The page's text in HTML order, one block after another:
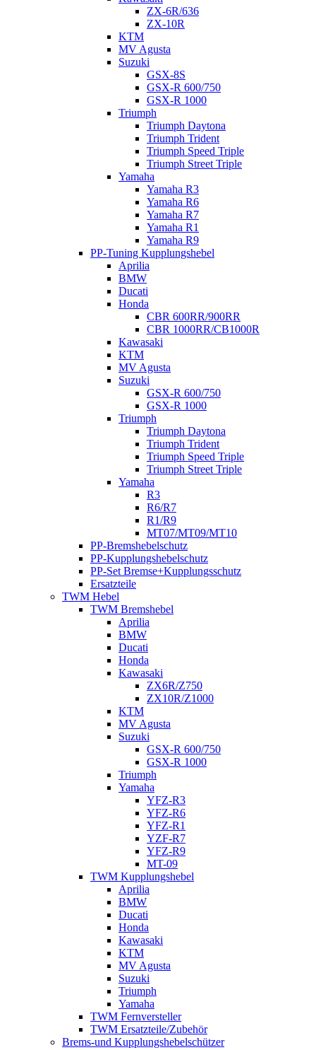
ZX-6R/636
ZX-10R
KTM
MV Agusta
Suzuki
GSX-8S
GSX-R 600/750
GSX-R 1000
Triumph
Triumph Daytona
Triumph Trident
Triumph Speed Triple
Triumph Street Triple
Yamaha
Yamaha R3
Yamaha R6
Yamaha R7
Yamaha R1
Yamaha R9
PP-Tuning Kupplungshebel
Aprilia
BMW
Ducati
Honda
CBR 600RR/900RR
CBR 1000RR/CB1000R
Kawasaki
KTM
MV Agusta
Suzuki
GSX-R 600/750
GSX-R 1000
Triumph
Triumph Daytona
Triumph Trident
Triumph Speed Triple
Triumph Street Triple
Yamaha
R3
R6/R7
R1/R9
MT07/MT09/MT10
PP-Bremshebelschutz
PP-Kupplungshebelschutz
PP-Set Bremse+Kupplungsschutz
Ersatzteile
TWM Hebel
TWM Bremshebel
Aprilia
BMW
Ducati
Honda
Kawasaki
ZX6R/Z750
ZX10R/Z1000
KTM
MV Agusta
Suzuki
GSX-R 600/750
GSX-R 1000
Triumph
Yamaha
YFZ-R3
YFZ-R6
YFZ-R1
YZF-R7
YFZ-R9
MT-09
TWM Kupplungshebel
Aprilia
BMW
Ducati
Honda
Kawasaki
KTM
MV Agusta
Suzuki
Triumph
Yamaha
TWM Fernversteller
TWM Ersatzteile/Zubehör
Brems-und Kupplungshebelschützer